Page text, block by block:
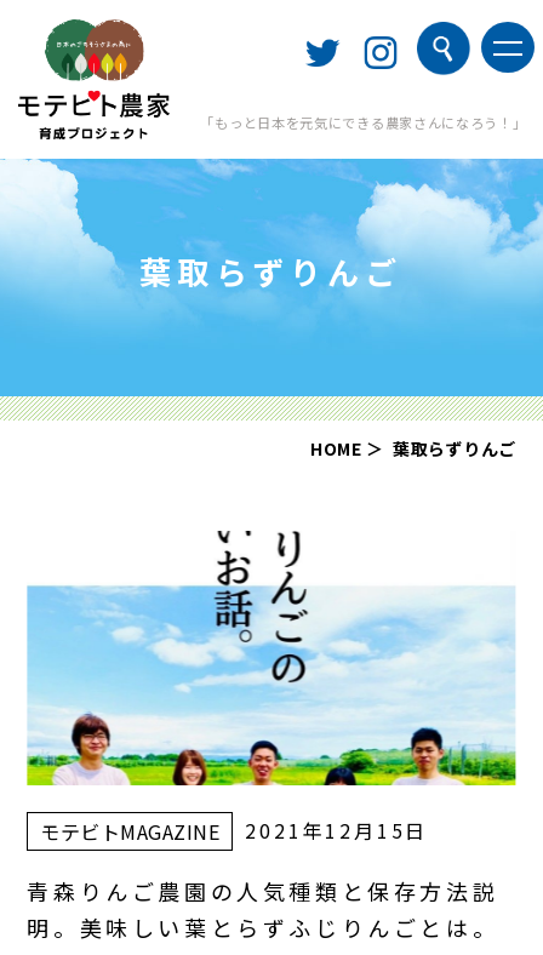
「もっと日本を元気にできる農家さんになろう！」
葉取らずりんご
HOME 葉取らずりんご
モテビトMAGAZINE 2021年12月15日
青森りんご農園の人気種類と保存方法説
明。美味しい葉とらずふじりんごとは。